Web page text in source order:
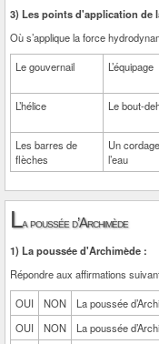
3) Les points d'application de
Où s’applique la force
Le gouvernail
L’équipage
L’hélice
Le bout-
Les barres de
flèches
Un
l’eau
La poussée d’Archimède
1) La poussée d'Archimède :
Répondre aux affirmations
OUI
NON
La poussée
OUI
NON
La poussée